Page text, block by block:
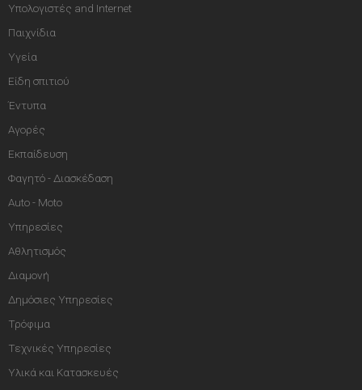
Υπολογιστές and Internet
Παιχνίδια
Υγεία
Είδη σπιτιού
Έντυπα
Αγορές
Εκπαίδευση
Φαγητό - Διασκέδαση
Auto - Moto
Υπηρεσίες
Αθλητισμός
Διαμονή
Δημόσιες Υπηρεσίες
Τρόφιμα
Τεχνικές Υπηρεσίες
Υλικά και Κατασκευές